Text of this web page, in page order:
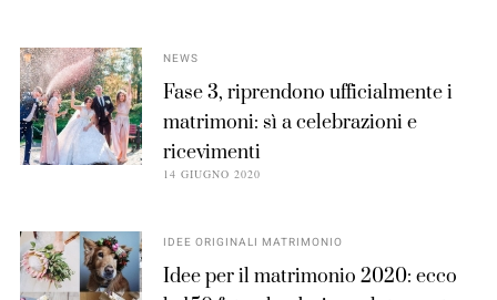
NEWS
Fase 3, riprendono ufficialmente i
matrimoni: sì a celebrazioni e
ricevimenti
14 GIUGNO 2020
IDEE ORIGINALI MATRIMONIO
Idee per il matrimonio 2020: ecco